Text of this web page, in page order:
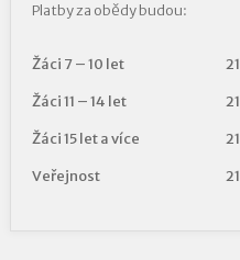
Platby za obědy budou:
Žáci 7 – 10 let
Žáci 11 – 14 let
Žáci 15 let a více
Veřejnost